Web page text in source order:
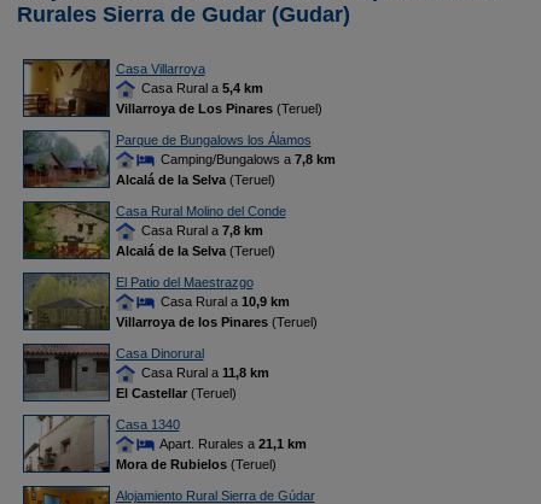
Rurales Sierra de Gudar (Gudar)
Casa Villarroya
Casa Rural a 5,4 km
Villarroya de Los Pinares(Teruel)
Parque de Bungalows los Álamos
Camping/Bungalows a 7,8 km
Alcalá de la Selva(Teruel)
Casa Rural Molino del Conde
Casa Rural a 7,8 km
Alcalá de la Selva(Teruel)
El Patio del Maestrazgo
Casa Rural a 10,9 km
Villarroya de los Pinares(Teruel)
Casa Dinorural
Casa Rural a 11,8 km
El Castellar(Teruel)
Casa 1340
Apart. Rurales a 21,1 km
Mora de Rubielos(Teruel)
Alojamiento Rural Sierra de Gúdar